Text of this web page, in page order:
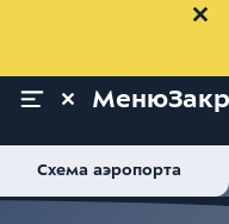
Меню
Схема аэропорта